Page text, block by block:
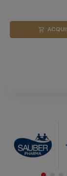
shopping_cart